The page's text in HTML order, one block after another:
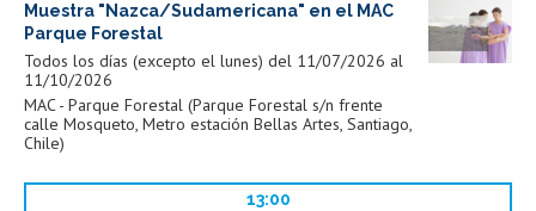
Muestra "Nazca/Sudamericana" en el MAC
Parque Forestal
Todos los días (excepto el lunes) del 11/07/2026 al
11/10/2026
MAC - Parque Forestal (Parque Forestal s/n frente
calle Mosqueto, Metro estación Bellas Artes, Santiago,
Chile)
13:00